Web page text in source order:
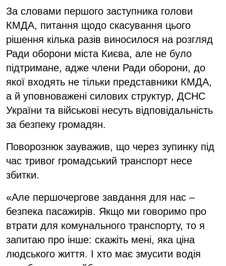
За словами першого заступника голови
КМДА, питання щодо скасування цього
рішення кілька разів виносилося на розгляд
Ради оборони міста Києва, але не було
підтримане, адже члени Ради оборони, до
якої входять не тільки представники КМДА,
а й уповноважені силових структур, ДСНС
України та військові несуть відповідальність
за безпеку громадян.
Поворознюк зауважив, що через зупинку під
час тривог громадський транспорт несе
збитки.
«Але першочергове завдання для нас –
безпека пасажирів. Якщо ми говоримо про
втрати для комунального транспорту, то я
запитаю про інше: скажіть мені, яка ціна
людського життя. І хто має змусити водія